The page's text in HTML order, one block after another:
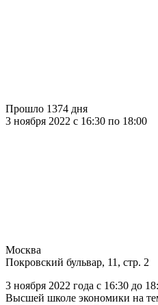
Прошло 1374 дня
3 ноября 2022 c 16:30 по 18:00
Москва
Покровский бульвар, 11, стр. 2
3 ноября 2022 года с 16:30 до
Высшей школе экономики на